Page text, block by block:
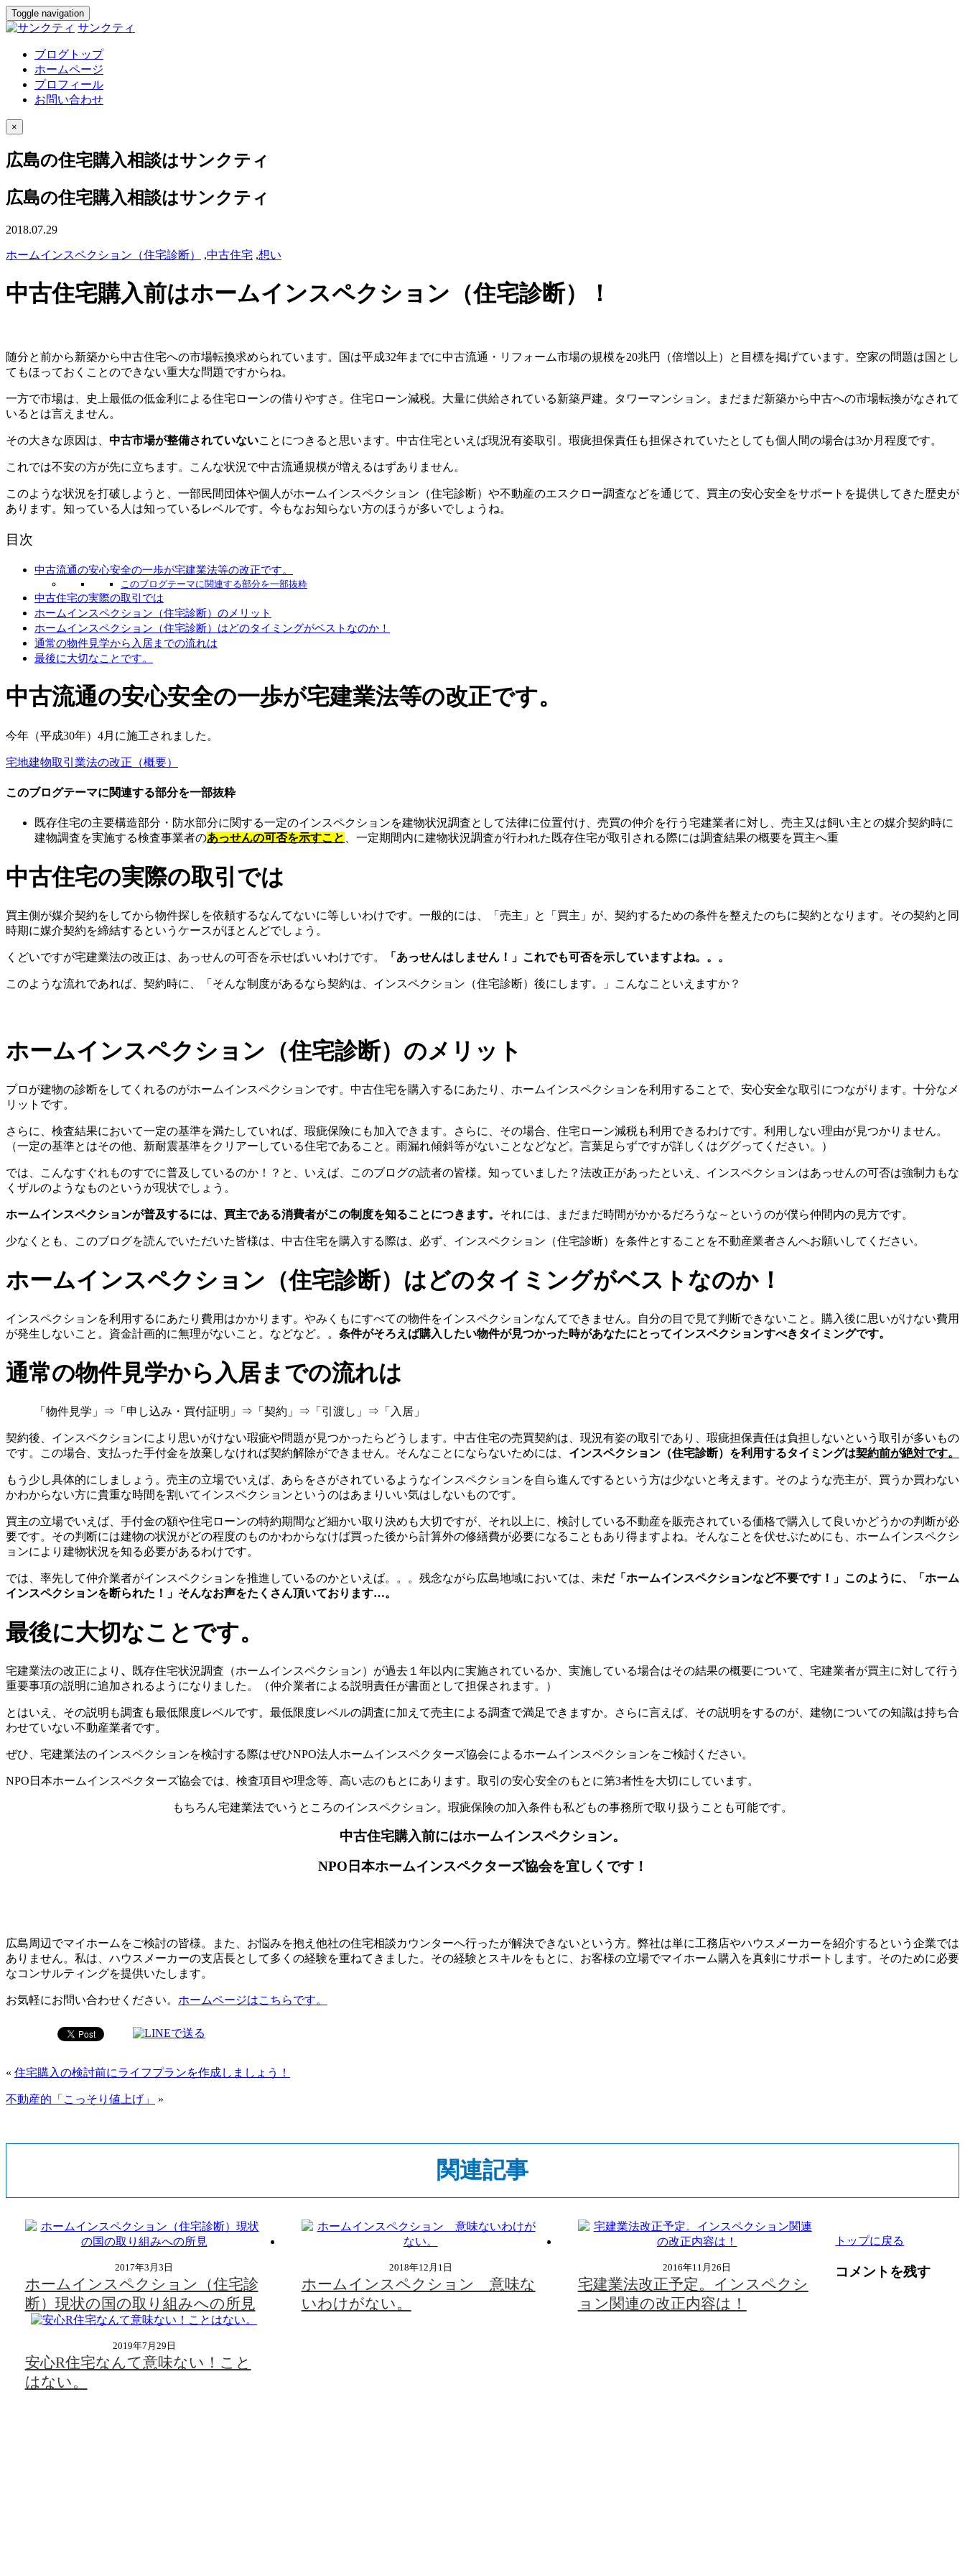
Toggle navigation
サンクティ
ブログトップ
ホームページ
プロフィール
お問い合わせ
×
広島の住宅購入相談はサンクティ
広島の住宅購入相談はサンクティ
2018.07.29
ホームインスペクション（住宅診断） ,中古住宅 ,想い
中古住宅購入前はホームインスペクション（住宅診断）！
随分と前から新築から中古住宅への市場転換求められています。国は平成32年までに中古流通・リフォーム市場の規模を20兆円（倍増以上）と目標を掲げています。空家の問題は国とし
てもほっておくことのできない重大な問題ですからね。
一方で市場は、史上最低の低金利による住宅ローンの借りやすさ。住宅ローン減税。大量に供給されている新築戸建。タワーマンション。まだまだ新築から中古への市場転換がなされて
いるとは言えません。
その大きな原因は、 中古市場が整備されていないことにつきると思います。中古住宅といえば現況有姿取引。瑕疵担保責任も担保されていたとしても個人間の場合は3か月程度です。
これでは不安の方が先に立ちます。こんな状況で中古流通規模が増えるはずありません。
このような状況を打破しようと、一部民間団体や個人がホームインスペクション（住宅診断）や不動産のエスクロー調査などを通じて、買主の安心安全をサポートを提供してきた歴史が
あります。知っている人は知っているレベルです。今もなお知らない方のほうが多いでしょうね。
目次
中古流通の安心安全の一歩が宅建業法等の改正です。
このブログテーマに関連する部分を一部抜粋
中古住宅の実際の取引では
ホームインスペクション（住宅診断）のメリット
ホームインスペクション（住宅診断）はどのタイミングがベストなのか！
通常の物件見学から入居までの流れは
最後に大切なことです。
中古流通の安心安全の一歩が宅建業法等の改正です。
今年（平成30年）4月に施工されました。
宅地建物取引業法の改正（概要）
このブログテーマに関連する部分を一部抜粋
既存住宅の主要構造部分・防水部分に関する一定のインスペクションを建物状況調査として法律に位置付け、売買の仲介を行う宅建業者に対し、売主又は飼い主との媒介契約時に
建物調査を実施する検査事業者のあっせんの可否を示すこと 、一定期間内に建物状況調査が行われた既存住宅が取引される際には調査結果の概要を買主へ重
中古住宅の実際の取引では
買主側が媒介契約をしてから物件探しを依頼するなんてないに等しいわけです。一般的には、「売主」と「買主」が、契約するための条件を整えたのちに契約となります。その契約と同
時期に媒介契約を締結するというケースがほとんどでしょう。
くどいですが宅建業法の改正は、あっせんの可否を示せばいいわけです。 「あっせんはしません！」これでも可否を示していますよね。。。
このような流れであれば、契約時に、「そんな制度があるなら契約は、インスペクション（住宅診断）後にします。」こんなこといえますか？
ホームインスペクション（住宅診断）のメリット
プロが建物の診断をしてくれるのがホームインスペクションです。中古住宅を購入するにあたり、ホームインスペクションを利用することで、安心安全な取引につながります。十分なメ
リットです。
さらに、検査結果において一定の基準を満たしていれば、瑕疵保険にも加入できます。さらに、その場合、住宅ローン減税も利用できるわけです。利用しない理由が見つかりません。
（一定の基準とはその他、新耐震基準をクリアーしている住宅であること。雨漏れ傾斜等がないことなどなど。言葉足らずですが詳しくはググってください。）
では、こんなすぐれものすでに普及しているのか！？と、いえば、このブログの読者の皆様。知っていました？法改正があったといえ、インスペクションはあっせんの可否は強制力もな
くザルのようなものというが現状でしょう。
ホームインスペクションが普及するには、買主である消費者がこの制度を知ることにつきます。 それには、まだまだ時間がかかるだろうな～というのが僕ら仲間内の見方です。
少なくとも、このブログを読んでいただいた皆様は、中古住宅を購入する際は、必ず、インスペクション（住宅診断）を条件とすることを不動産業者さんへお願いしてください。
ホームインスペクション（住宅診断）はどのタイミングがベストなのか！
インスペクションを利用するにあたり費用はかかります。やみくもにすべての物件をインスペクションなんてできません。自分の目で見て判断できないこと。購入後に思いがけない費用
が発生しないこと。資金計画的に無理がないこと。などなど。。 条件がそろえば購入したい物件が見つかった時があなたにとってインスペクションすべきタイミングです。
通常の物件見学から入居までの流れは
「物件見学」⇒「申し込み・買付証明」⇒「契約」⇒「引渡し」⇒「入居」
契約後、インスペクションにより思いがけない瑕疵や問題が見つかったらどうします。中古住宅の売買契約は、現況有姿の取引であり、瑕疵担保責任は負担しないという取引が多いもの
です。この場合、支払った手付金を放棄しなければ契約解除ができません。そんなことにならないためには、 インスペクション（住宅診断）を利用するタイミングは契約前が絶対です。
もう少し具体的にしましょう。売主の立場でいえば、あらをさがされているようなインスペクションを自ら進んでするという方は少ないと考えます。そのような売主が、買うか買わない
かわからない方に貴重な時間を割いてインスペクションというのはあまりいい気はしないものです。
買主の立場でいえば、手付金の額や住宅ローンの特約期間など細かい取り決めも大切ですが、それ以上に、検討している不動産を販売されている価格で購入して良いかどうかの判断が必
要です。その判断には建物の状況がどの程度のものかわからなけば買った後から計算外の修繕費が必要になることもあり得ますよね。そんなことを伏せぶためにも、ホームインスペクシ
ョンにより建物状況を知る必要があるわけです。
では、率先して仲介業者がインスペクションを推進しているのかといえば。。。残念ながら広島地域においては、未だ「ホームインスペクションなど不要です！」このように、「ホーム
インスペクションを断られた！」そんなお声をたくさん頂いております…。
最後に大切なことです。
宅建業法の改正により 、
既存住宅状況調査（ホームインスペクション）が過去１年以内に実施されているか、実施している場合はその結果の概要について、宅建業者が買主に対して行う
重要事項の説明に追加されるようになりました。（仲介業者による説明責任が書面として担保されます。）
とはいえ、その説明も調査も最低限度レベルです。最低限度レベルの調査に加えて売主による調査で満足できますか。さらに言えば、その説明をするのが、建物についての知識は持ち合
わせていない不動産業者です。
ぜひ、宅建業法のインスペクションを検討する際はぜひNPO法人ホームインスペクターズ協会によるホームインスペクションをご検討ください。
NPO日本ホームインスペクターズ協会では、検査項目や理念等、高い志のもとにあります。取引の安心安全のもとに第3者性を大切にしています。
もちろん宅建業法でいうところのインスペクション。瑕疵保険の加入条件も私どもの事務所で取り扱うことも可能です。
中古住宅購入前にはホームインスペクション。
NPO日本ホームインスペクターズ協会を宜しくです！
広島周辺でマイホームをご検討の皆様。また、お悩みを抱え他社の住宅相談カウンターへ行ったが解決できないという方。弊社は単に工務店やハウスメーカーを紹介するという企業では
ありません。私は、ハウスメーカーの支店長として多くの経験を重ねてきました。その経験とスキルをもとに、お客様の立場でマイホーム購入を真剣にサポートします。そのために必要
なコンサルティングを提供いたします。
お気軽にお問い合わせください。 ホームページはこちらです。
« 住宅購入の検討前にライフプランを作成しましょう！
不動産的「こっそり値上げ」 »
関連記事
2017年3月3日
ホームインスペクション（住宅診
断）現状の国の取り組みへの所見
2018年12月1日
ホームインスペクション 意味な
いわけがない。
2016年11月26日
宅建業法改正予定。インスペクシ
ョン関連の改正内容は！
2019年7月29日
安心R住宅なんて意味ない！こと
はない。
トップに戻る
コメントを残す